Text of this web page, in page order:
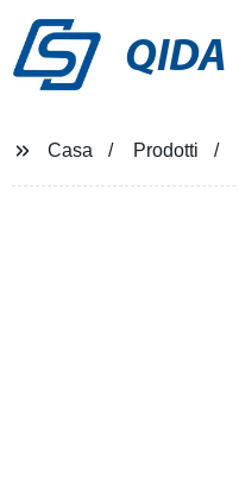
QIDA
Casa Prodotti